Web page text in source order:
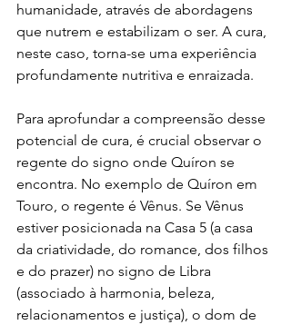
humanidade, através de abordagens
que nutrem e estabilizam o ser. A cura,
neste caso, torna-se uma experiência
profundamente nutritiva e enraizada.
Para aprofundar a compreensão desse
potencial de cura, é crucial observar o
regente do signo onde Quíron se
encontra. No exemplo de Quíron em
Touro, o regente é Vênus. Se Vênus
estiver posicionada na Casa 5 (a casa
da criatividade, do romance, dos filhos
e do prazer) no signo de Libra
(associado à harmonia, beleza,
relacionamentos e justiça), o dom de